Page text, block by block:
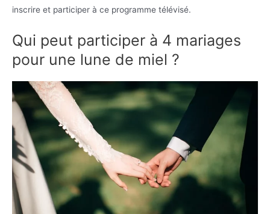
inscrire et participer à ce programme télévisé.
Qui peut participer à 4 mariages
pour une lune de miel ?